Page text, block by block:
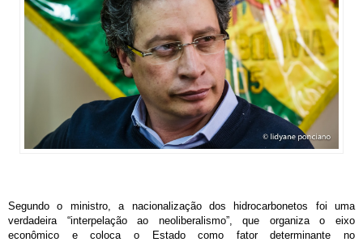
Segundo o ministro, a nacionalização dos hidrocarbonetos foi uma
verdadeira “interpelação ao neoliberalismo”, que organiza o eixo
econômico e coloca o Estado como fator determinante no